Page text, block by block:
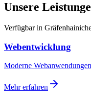
Unsere
Verfügbar in
Webentwicklung
Moderne
Mehr erfahren